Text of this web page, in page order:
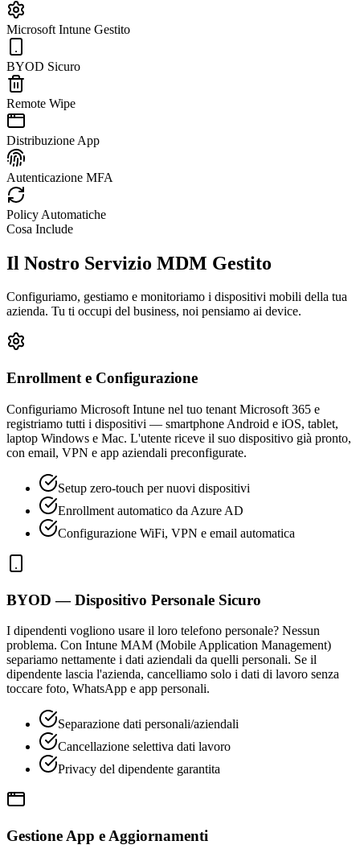
Microsoft Intune Gestito
BYOD Sicuro
Remote Wipe
Distribuzione App
Autenticazione MFA
Policy Automatiche
Cosa Include
Il Nostro Servizio MDM Gestito
Configuriamo, gestiamo e monitoriamo i dispositivi mobili della tua
azienda. Tu ti occupi del business, noi pensiamo ai device.
Enrollment e Configurazione
Configuriamo Microsoft Intune nel tuo tenant Microsoft 365 e
registriamo tutti i dispositivi — smartphone Android e iOS, tablet,
laptop Windows e Mac. L'utente riceve il suo dispositivo già pronto,
con email, VPN e app aziendali preconfigurate.
Setup zero-touch per nuovi dispositivi
Enrollment automatico da Azure AD
Configurazione WiFi, VPN e email automatica
BYOD — Dispositivo Personale Sicuro
I dipendenti vogliono usare il loro telefono personale? Nessun
problema. Con Intune MAM (Mobile Application Management)
separiamo nettamente i dati aziendali da quelli personali. Se il
dipendente lascia l'azienda, cancelliamo solo i dati di lavoro senza
toccare foto, WhatsApp e app personali.
Separazione dati personali/aziendali
Cancellazione selettiva dati lavoro
Privacy del dipendente garantita
Gestione App e Aggiornamenti